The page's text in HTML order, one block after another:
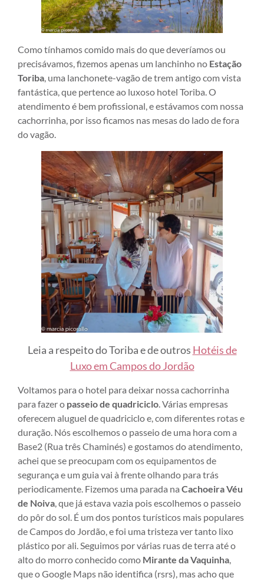
Como tínhamos comido mais do que deveríamos ou
precisávamos, fizemos apenas um lanchinho no Estação
Toriba, uma lanchonete-vagão de trem antigo com vista
fantástica, que pertence ao luxoso hotel Toriba. O
atendimento é bem profissional, e estávamos com nossa
cachorrinha, por isso ficamos nas mesas do lado de fora
do vagão.
Leia a respeito do Toriba e de outros Hotéis de
Luxo em Campos do Jordão
Voltamos para o hotel para deixar nossa cachorrinha
para fazer o passeio de quadriciclo . Várias empresas
oferecem aluguel de quadriciclo e, com diferentes rotas e
duração. Nós escolhemos o passeio de uma hora com a
Base2 (Rua três Chaminés) e gostamos do atendimento,
achei que se preocupam com os equipamentos de
segurança e um guia vai à frente olhando para trás
periodicamente. Fizemos uma parada na Cachoeira Véu
de Noiva , que já estava vazia pois escolhemos o passeio
do pôr do sol. É um dos pontos turísticos mais populares
de Campos do Jordão, e foi uma tristeza ver tanto lixo
plástico por ali. Seguimos por várias ruas de terra até o
alto do morro conhecido como Mirante da Vaquinha
que o Google Maps não identifica (rsrs), mas acho que